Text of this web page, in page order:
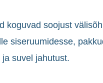
koguvad soojust
siseruumidesse,
suvel jahutust.